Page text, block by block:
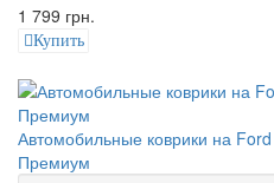
1 799 грн.
Купить
Автомобильные коврики на
Премиум